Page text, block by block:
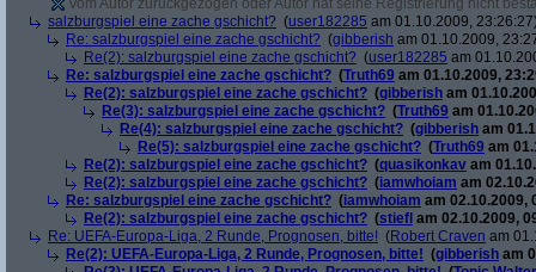
Vom Autor zurückgezogen oder Autor hat seine Registrierung nicht
salzburgspiel eine zache gschicht? (user182285 am 01.10.2009,
Re: salzburgspiel eine zache gschicht? (gibberish am 01.10.2009,
Re(2): salzburgspiel eine zache gschicht? (user182285 am
Re: salzburgspiel eine zache gschicht? (Truth69 am 01.10.2009,
Re(2): salzburgspiel eine zache gschicht? (gibberish am
Re(3): salzburgspiel eine zache gschicht? (Truth69 am
Re(4): salzburgspiel eine zache gschicht? (gibberish am
Re(5): salzburgspiel eine zache gschicht? (Truth69 am
Re(2): salzburgspiel eine zache gschicht? (quasikonkav am
Re(2): salzburgspiel eine zache gschicht? (iamwhoiam am
Re: salzburgspiel eine zache gschicht? (iamwhoiam am 02.10.2009,
Re(2): salzburgspiel eine zache gschicht? (stiefl am 02.10.2009,
Re: UEFA-Europa-Liga, 2 Runde, Prognosen, bitte! (Robert Craven am
Re(2): UEFA-Europa-Liga, 2 Runde, Prognosen, bitte! (gibberish am